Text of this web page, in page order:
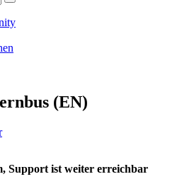
(EN)
Support ist weiter erreichbar